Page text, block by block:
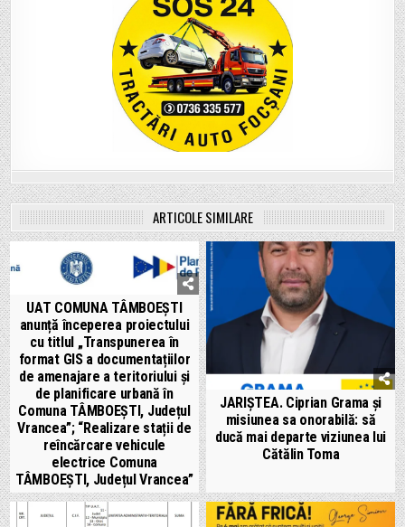
ARTICOLE SIMILARE
UAT COMUNA TÂMBOEȘTI
anunță începerea proiectului
cu titlul „Transpunerea în
format GIS a documentațiilor
de amenajare a teritoriului și
de planificare urbană în
Comuna TÂMBOEŞTI, Județul
Vrancea”; “Realizare stații de
reîncărcare vehicule
electrice Comuna
TÂMBOEŞTI, Județul Vrancea”
JARIȘTEA. Ciprian Grama și
misiunea sa onorabilă: să
ducă mai departe viziunea lui
Cătălin Toma